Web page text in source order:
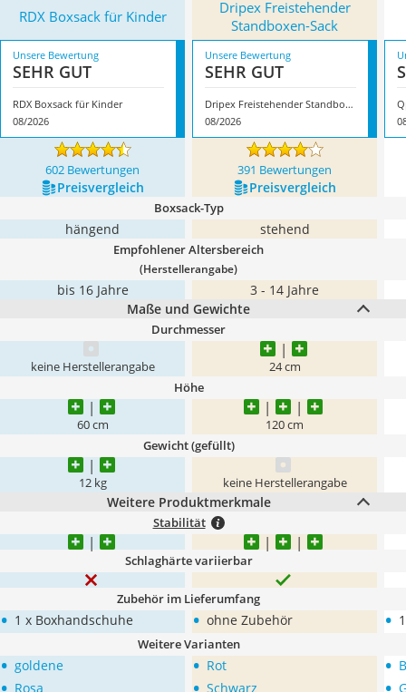
RDX Boxsack für Kinder
Dripex Freistehender
Standboxen-Sack
Unsere Bewertung
SEHR GUT
RDX Boxsack für Kinder
08/2026
Unsere Bewertung
SEHR GUT
Dripex Freistehender Standboxen-Sack
08/2026
602 Bewertungen 391 Bewertungen
Preis­vergleich Preis­vergleich
Boxsack-Typ
hängend stehend
Empfohlener Altersbereich
(Herstellerangabe)
bis 16 Jahre
3 - 14 Jahre
Maße und Gewichte
Durchmesser
keine Herstellerangabe 24 cm
Höhe
60 cm 120 cm
Gewicht (gefüllt)
12 kg keine Herstellerangabe
Weitere Produktmerkmale
Stabilität
Schlaghärte variierbar
Zubehör im Lieferumfang
• 1 x Boxhandschuhe • ohne Zubehör •
Weitere Varianten
• goldene
Rosa
• Rot
Schwarz
•